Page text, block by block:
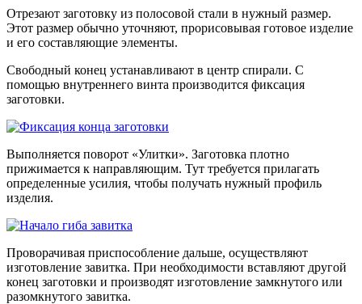
Отрезают заготовку из полосовой стали в нужный размер.
Этот размер обычно уточняют, прорисовывая готовое изделие
и его составляющие элементы.
Свободный конец устанавливают в центр спирали. С
помощью внутреннего винта производится фиксация
заготовки.
Выполняется поворот «Улитки». Заготовка плотно
прижимается к направляющим. Тут требуется прилагать
определенные усилия, чтобы получать нужный профиль
изделия.
Проворачивая приспособление дальше, осуществляют
изготовление завитка. При необходимости вставляют другой
конец заготовки и производят изготовление замкнутого или
разомкнутого завитка.